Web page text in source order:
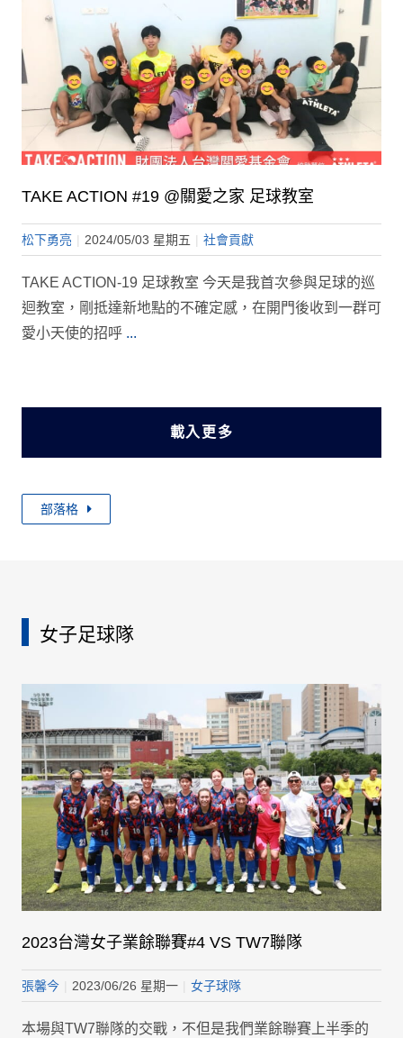
TAKE ACTION #19 @關愛之家 足球教室
松下勇亮 | 2024/05/03 星期五 | 社會貢獻
TAKE ACTION-19 足球教室 今天是我首次參與足球的巡
迴教室，剛抵達新地點的不確定感，在開門後收到一群可
愛小天使的招呼 ...
載入更多
部落格
女子足球隊
2023台灣女子業餘聯賽#4 VS TW7聯隊
張馨今 2023/06/26 星期一 女子球隊
本場與TW7聯隊的交戰，不但是我們業餘聯賽上半季的